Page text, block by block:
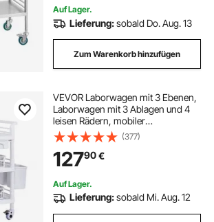
Auf Lager.
Lieferung:sobald Do. Aug. 13
Zum Warenkorb hinzufügen
VEVOR Laborwagen mit 3 Ebenen,
Laborwagen mit 3 Ablagen und 4
leisen Rädern, mobiler
medizinischer Wagen aus PP-
Material, Laborrollwagen mit 3
Mülleimern für Labor, Klinik,
Krankenhaus, Salon, weiß
(377)
12790€
Auf Lager.
Lieferung:sobald Mi. Aug. 12